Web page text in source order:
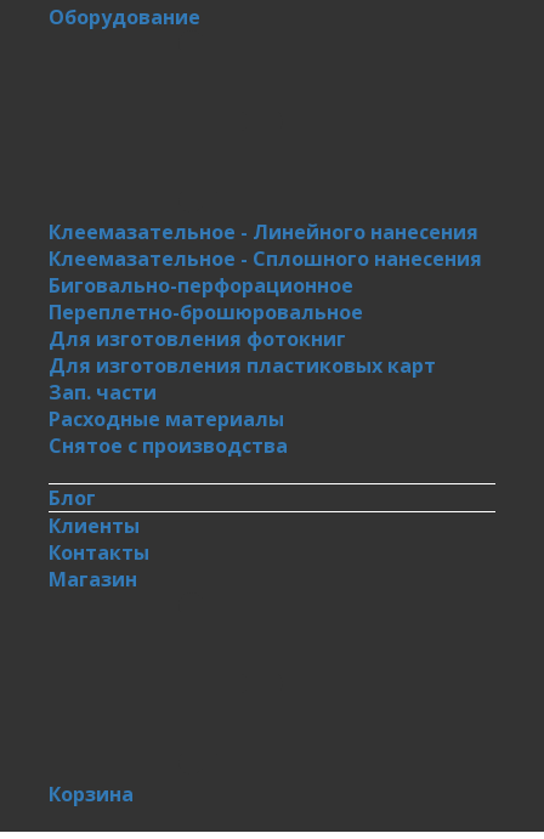
Оборудование
Клеемазательное - Линейного нанесения
Клеемазательное - Сплошного нанесения
Биговально-перфорационное
Переплетно-брошюровальное
Для изготовления фотокниг
Для изготовления пластиковых карт
Зап. части
Расходные материалы
Снятое с производства
Блог
Клиенты
Контакты
Магазин
Корзина